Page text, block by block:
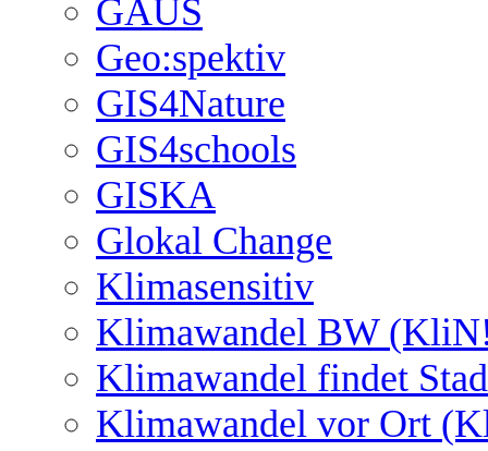
GAUS
Geo:spektiv
GIS4Nature
GIS4schools
GISKA
Glokal Change
Klimasensitiv
Klimawandel BW
Klimawandel findet
Klimawandel vor Ort